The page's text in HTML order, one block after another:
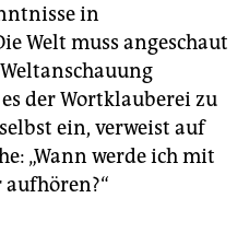
in
Welt muss angeschaut
der Wortklauberei zu
ein, verweist auf
„Wann werde ich mit